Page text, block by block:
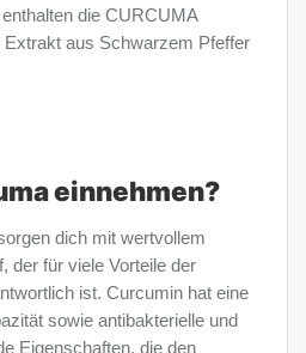
die CURCUMA
Extrakt aus Schwarzem Pfeffer
einnehmen?
dich mit wertvollem
der für viele Vorteile der
ist. Curcumin hat eine
sowie antibakterielle und
Eigenschaften, die den